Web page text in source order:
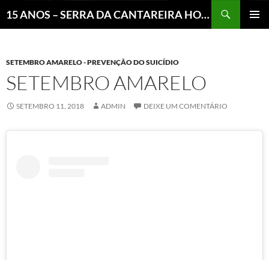
15 ANOS – SERRA DA CANTAREIRA HOJE E COTIDIANO DO BRASIL E DO MUNDO
SETEMBRO AMARELO - PREVENÇÃO DO SUICÍDIO
SETEMBRO AMARELO
SETEMBRO 11, 2018 ADMIN DEIXE UM COMENTÁRIO